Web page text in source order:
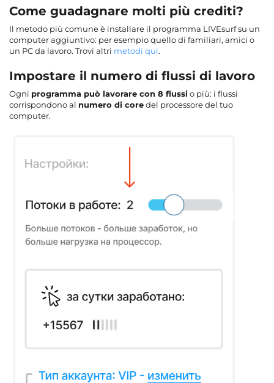
Come guadagnare molti più crediti?
Il metodo più comune è installare il programma LIVEsurf su un
computer aggiuntivo: per esempio quello di familiari, amici o
un PC da lavoro. Trovi altri metodi qui.
Impostare il numero di flussi di lavoro
Ogni programma può lavorare con 8 flussio più: i flussi
corrispondono al numero di coredel processore del tuo
computer.